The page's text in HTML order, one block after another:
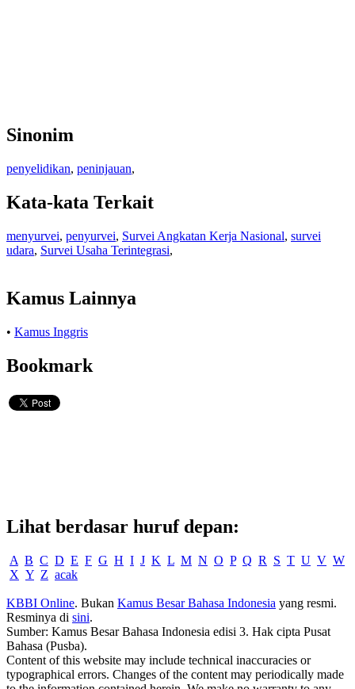
Sinonim
penyelidikan, peninjauan,
Kata-kata Terkait
menyurvei, penyurvei, Survei Angkatan Kerja Nasional, survei
udara, Survei Usaha Terintegrasi,
Kamus Lainnya
• Kamus Inggris
Bookmark
Lihat berdasar huruf depan:
A B C D E F G H I J K L M N O P Q R S T U V W
X Y Z acak
KBBI Online. Bukan Kamus Besar Bahasa Indonesia yang resmi.
Resminya di sini.
Sumber: Kamus Besar Bahasa Indonesia edisi 3. Hak cipta Pusat
Bahasa (Pusba).
Content of this website may include technical inaccuracies or
typographical errors. Changes of the content may periodically made